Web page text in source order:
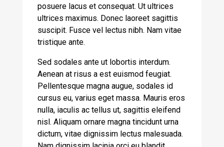
posuere lacus et consequat. Ut ultrices
ultrices maximus. Donec laoreet sagittis
suscipit. Fusce vel lectus nibh. Nam vitae
tristique ante.
Sed sodales ante ut lobortis interdum.
Aenean at risus a est euismod feugiat.
Pellentesque magna augue, sodales id
cursus eu, varius eget massa. Mauris eros
nulla, iaculis ac tellus ut, sagittis eleifend
nisl. Aliquam ornare magna tincidunt urna
dictum, vitae dignissim lectus malesuada.